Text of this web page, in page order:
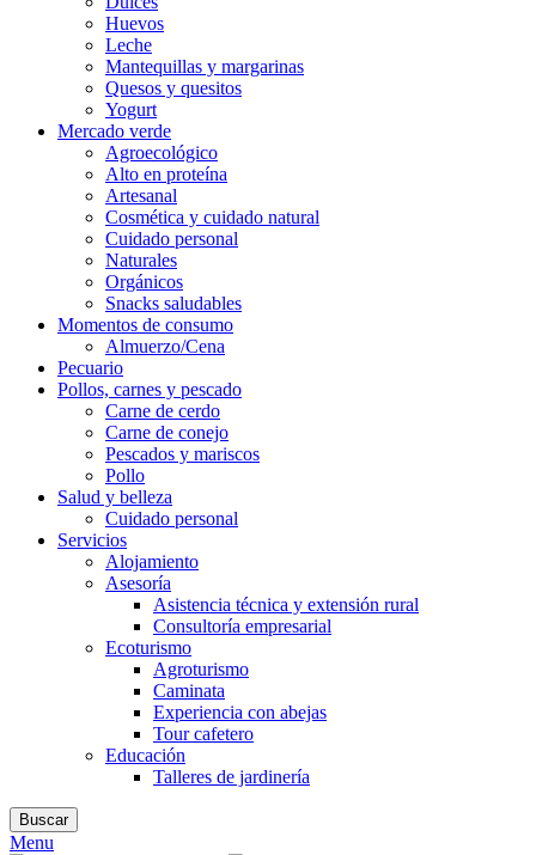
Huevos
Leche
Mantequillas y margarinas
Quesos y quesitos
Yogurt
Mercado verde
Agroecológico
Alto en proteína
Artesanal
Cosmética y cuidado natural
Cuidado personal
Naturales
Orgánicos
Snacks saludables
Momentos de consumo
Almuerzo/Cena
Pecuario
Pollos, carnes y pescado
Carne de cerdo
Carne de conejo
Pescados y mariscos
Pollo
Salud y belleza
Cuidado personal
Servicios
Alojamiento
Asesoría
Asistencia técnica y extensión rural
Consultoría empresarial
Ecoturismo
Agroturismo
Caminata
Experiencia con abejas
Tour cafetero
Educación
Talleres de jardinería
Buscar
Menu